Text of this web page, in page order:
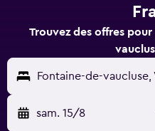
Trouvez des offres
Fontaine-de-vaucluse,
sam. 15/8